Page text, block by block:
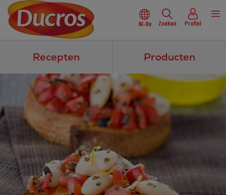
Nl-Be Zoeken Profiel
Recepten Producten